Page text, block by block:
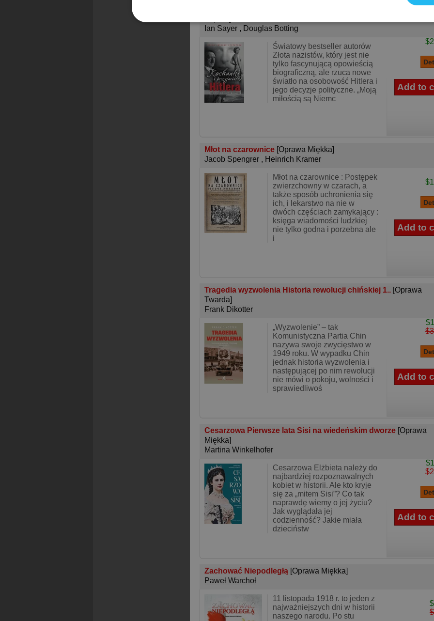
Ian Sayer , Douglas Botting
Światowy bestseller autorów
Złota nazistów, który jest nie
tylko fascynującą opowieścią
biograficzną, ale rzuca nowe
światło na osobowość Hitlera i
jego decyzje polityczne. „Moją
miłością są Niemc
Młot na czarownice [Oprawa Miękka]
Jacob Spengrer , Heinrich Kramer
Młot na czarownice : Postępek
zwierzchowny w czarach, a
także sposób uchronienia się
ich, i lekarstwo na nie w
dwóch częściach zamykający :
księga wiadomości ludzkiej
nie tylko godna i porzebna ale
i
Tragedia wyzwolenia Historia rewolucji chińskiej 1.. [Oprawa
Twarda]
Frank Dikotter
„Wyzwolenie” – tak
Komunistyczna Partia Chin
nazywa swoje zwycięstwo w
1949 roku. W wypadku Chin
jednak historia wyzwolenia i
następującej po nim rewolucji
nie mówi o pokoju, wolności i
sprawiedliwoś
Cesarzowa Pierwsze lata Sisi na wiedeńskim dworze [Oprawa
Miękka]
Martina Winkelhofer
Cesarzowa Elżbieta należy do
najbardziej rozpoznawalnych
kobiet w historii. Ale kto kryje
się za „mitem Sisi”? Co tak
naprawdę wiemy o jej życiu?
Jak wyglądała jej
codzienność? Jakie miała
dzieciństw
Zachować Niepodległą [Oprawa Miękka]
Paweł Warchoł
11 listopada 1918 r. to jeden z
najważniejszych dni w historii
naszego narodu. Po stu